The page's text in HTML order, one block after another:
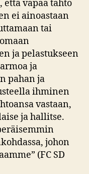
että vapaa tahto
ei ainoastaan
tai
ja pelastukseen
ja
pahan ja
ihminen
vastaan,
ja hallitse.
johon
(FC SD